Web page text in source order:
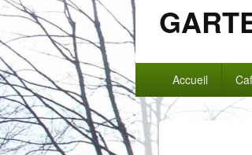
principalAccueil